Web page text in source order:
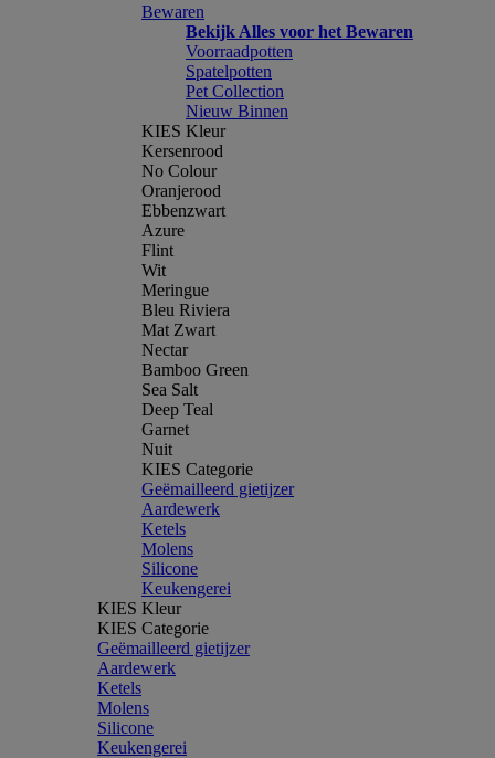
Bewaren
Bekijk Alles voor het Bewaren
Voorraadpotten
Spatelpotten
Pet Collection
Nieuw Binnen
KIES Kleur
Kersenrood
No Colour
Oranjerood
Ebbenzwart
Azure
Flint
Wit
Meringue
Bleu Riviera
Mat Zwart
Nectar
Bamboo Green
Sea Salt
Deep Teal
Garnet
Nuit
KIES Categorie
Geëmailleerd gietijzer
Aardewerk
Ketels
Molens
Silicone
Keukengerei
KIES Kleur
KIES Categorie
Geëmailleerd gietijzer
Aardewerk
Ketels
Molens
Silicone
Keukengerei